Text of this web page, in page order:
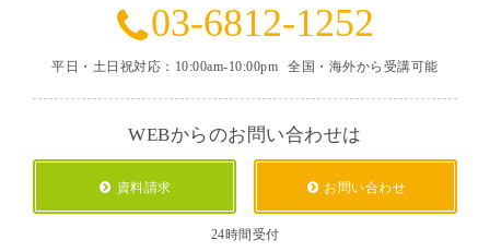
03-6812-1252
平日・土日祝対応：10:00am-10:00pm全国・海外から受講可能
WEBからのお問い合わせは
資料請求 お問い合わせ
24時間受付